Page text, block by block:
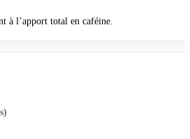
à l’apport total en caféine.